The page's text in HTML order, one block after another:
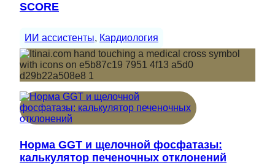
SCORE
ИИ ассистенты, Кардиология
Норма GGT и щелочной фосфатазы:
калькулятор печеночных отклонений